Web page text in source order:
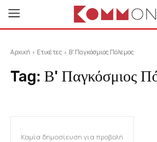
Αρχική Ετικέτες Β' Παγκόσμιος Πόλεμος
Tag: Β' Παγκόσμιος
Καμία δημοσίευση για προβολή